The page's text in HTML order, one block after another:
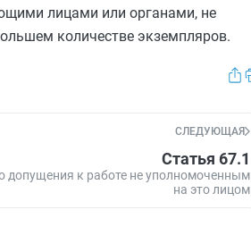
лицами или органами, не
количестве экземпляров.
СЛЕДУЮЩАЯ
Статья 67.1
допущения к работе не уполномоченным
на это лицом